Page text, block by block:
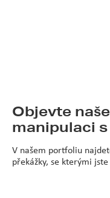
Objevte
manipulaci
V našem portfoliu
překážky, se kterými